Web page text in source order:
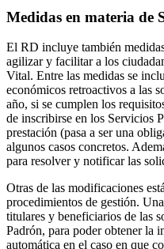
Medidas en materia de
El RD incluye también
agilizar y facilitar a los
Vital. Entre las medidas se
económicos retroactivos a las
año, si se cumplen los
de inscribirse en los Servicios
prestación (pasa a ser una
algunos casos concretos.
para resolver y notificar las
Otras de las modificaciones
procedimientos de gestión.
titulares y beneficiarios de las
Padrón, para poder obtener la
automática en el caso en que